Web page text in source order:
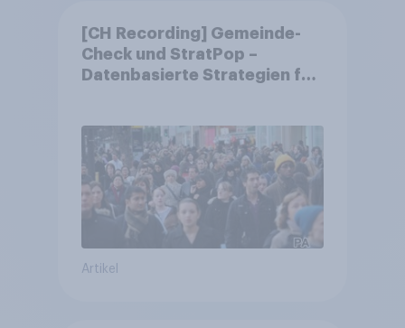
[CH Recording] Gemeinde-
Check und StratPop –
Datenbasierte Strategien für
Artikel